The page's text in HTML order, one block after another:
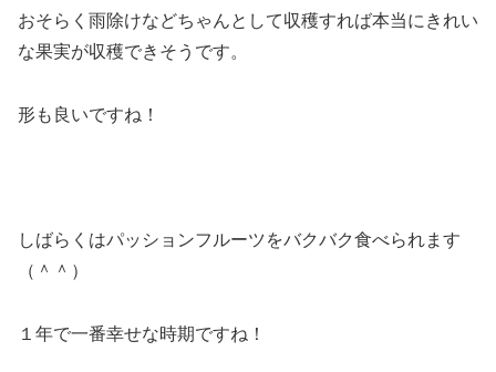
おそらく雨除けなどちゃんとして収穫すれば本当にきれい
な果実が収穫できそうです。
形も良いですね！
しばらくはパッションフルーツをバクバク食べられます
（＾＾）
１年で一番幸せな時期ですね！